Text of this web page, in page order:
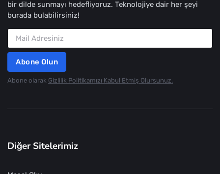
bir dilde sunmayı hedefliyoruz. Teknolojiye dair her şeyi
burada bulabilirsiniz!
Abone Olun
Abone olarak Gizlilik Politikamızı Kabul Etmiş Olursunuz.
Diğer Sitelerimiz